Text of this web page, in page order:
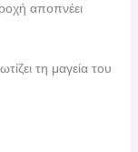
αποπνέει
τη μαγεία του